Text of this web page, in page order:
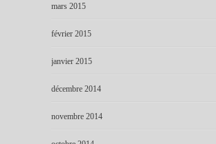
mars 2015
février 2015
janvier 2015
décembre 2014
novembre 2014